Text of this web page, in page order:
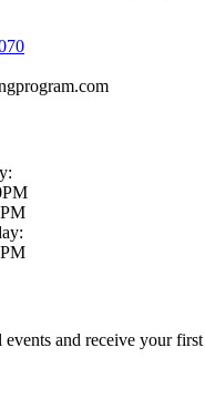
events and receive your